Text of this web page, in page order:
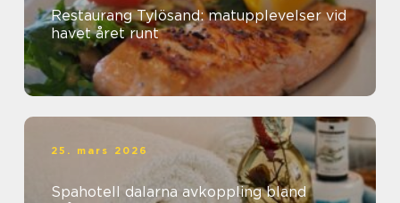
Restaurang Tylösand: matupplevelser vid
havet året runt
25. mars 2026
Spahotell dalarna avkoppling bland